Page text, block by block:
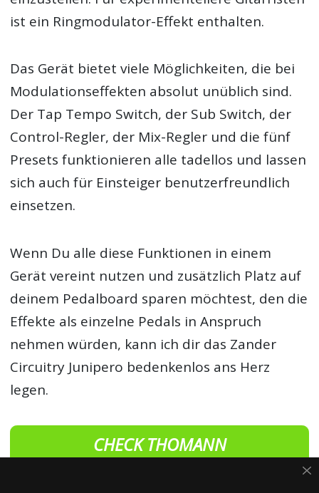
ist ein Ringmodulator-Effekt enthalten.
Das Gerät bietet viele Möglichkeiten, die bei
Modulationseffekten absolut unüblich sind.
Der Tap Tempo Switch, der Sub Switch, der
Control-Regler, der Mix-Regler und die fünf
Presets funktionieren alle tadellos und lassen
sich auch für Einsteiger benutzerfreundlich
einsetzen.
Wenn Du alle diese Funktionen in einem
Gerät vereint nutzen und zusätzlich Platz auf
deinem Pedalboard sparen möchtest, den die
Effekte als einzelne Pedals in Anspruch
nehmen würden, kann ich dir das Zander
Circuitry Junipero bedenkenlos ans Herz
legen.
CHECK THOMANN